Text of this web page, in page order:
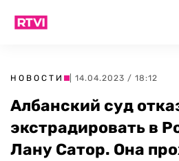
НОВОСТИ | 14.04.2023 / 18:12
Албанский суд
экстрадировать в
Лану Сатор. Она